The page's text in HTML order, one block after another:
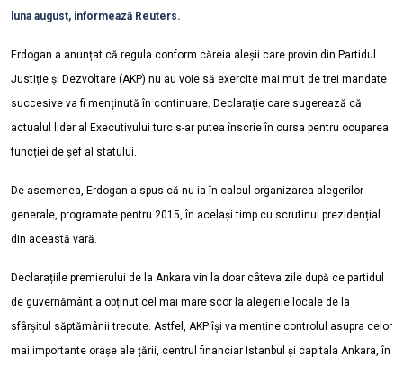
luna august, informează Reuters.
Erdogan a anunțat că regula conform căreia aleșii care provin din Partidul
Justiție și Dezvoltare (AKP) nu au voie să exercite mai mult de trei mandate
succesive va fi menținută în continuare. Declarație care sugerează că
actualul lider al Executivului turc s-ar putea înscrie în cursa pentru ocuparea
funcției de șef al statului.
De asemenea, Erdogan a spus că nu ia în calcul organizarea alegerilor
generale, programate pentru 2015, în același timp cu scrutinul prezidențial
din această vară.
Declarațiile premierului de la Ankara vin la doar câteva zile după ce partidul
de guvernământ a obținut cel mai mare scor la alegerile locale de la
sfârșitul săptămânii trecute. Astfel, AKP își va menține controlul asupra celor
mai importante orașe ale țării, centrul financiar Istanbul și capitala Ankara, în